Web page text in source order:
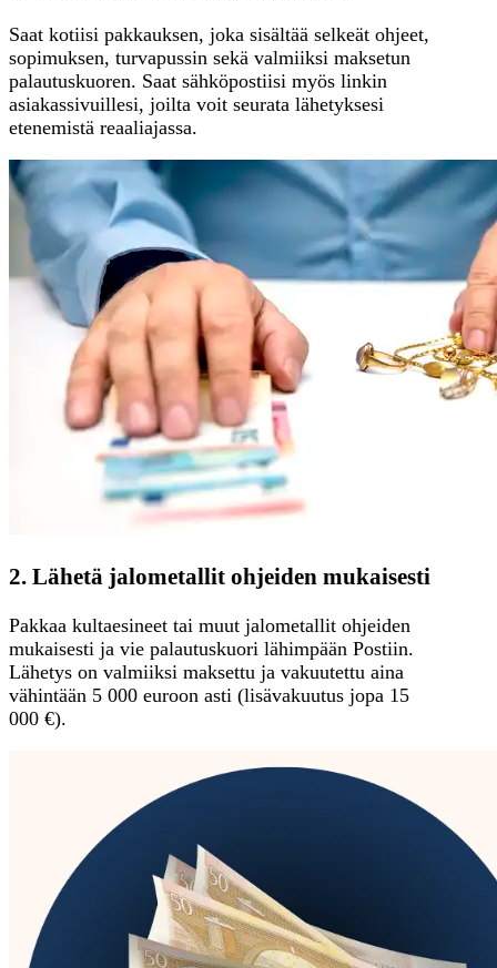
Saat kotiisi pakkauksen, joka sisältää selkeät ohjeet,
sopimuksen, turvapussin sekä valmiiksi maksetun
palautuskuoren. Saat sähköpostiisi myös linkin
asiakassivuillesi, joilta voit seurata lähetyksesi
etenemistä reaaliajassa.
2. Lähetä jalometallit ohjeiden mukaisesti
Pakkaa kultaesineet tai muut jalometallit ohjeiden
mukaisesti ja vie palautuskuori lähimpään Postiin.
Lähetys on valmiiksi maksettu ja vakuutettu aina
vähintään 5 000 euroon asti (lisävakuutus jopa 15
000 €).